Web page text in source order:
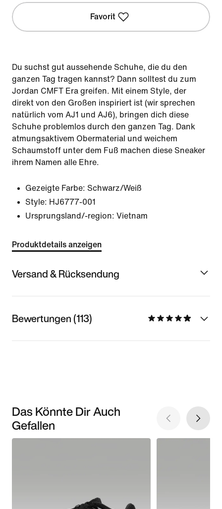
Favorit
Du suchst gut aussehende Schuhe, die du den
ganzen Tag tragen kannst? Dann solltest du zum
Jordan CMFT Era greifen. Mit einem Style, der
direkt von den Großen inspiriert ist (wir sprechen
natürlich vom AJ1 und AJ6), bringen dich diese
Schuhe problemlos durch den ganzen Tag. Dank
atmungsaktivem Obermaterial und weichem
Schaumstoff unter dem Fuß machen diese Sneaker
ihrem Namen alle Ehre.
Gezeigte Farbe: Schwarz/Weiß
Style: HJ6777-001
Ursprungsland/-region: Vietnam
Produktdetails anzeigen
Versand & Rücksendung
Bewertungen (113)
Das Könnte Dir Auch
Gefallen